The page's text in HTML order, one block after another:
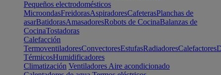
Pequeños electrodomésticos
MicroondasFreidorasAspiradoresCafeterasPlanchas de
asarBatidorasAmasadoresRobots de CocinaBalanzas de
CocinaTostadoras
Calefacción
TermoventiladoresConvectoresEstufasRadiadoresCalefactores
TérmicosHumidificadores
Climatización Ventiladores Aire acondicionado